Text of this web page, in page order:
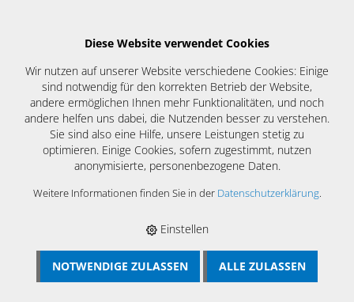
BÖSCH MRS › LÜFTUNGSREINIGUNG
BÜRSTENREINIGUNG
Diese Website verwendet Cookies
Wir nutzen auf unserer Website verschiedene Cookies: Einige
sind notwendig für den korrekten Betrieb der Website,
andere ermöglichen Ihnen mehr Funktionalitäten, und noch
andere helfen uns dabei, die Nutzenden besser zu verstehen.
Sie sind also eine Hilfe, unsere Leistungen stetig zu
optimieren. Einige Cookies, sofern zugestimmt, nutzen
anonymisierte, personenbezogene Daten.
Weitere Informationen finden Sie in der Datenschutzerklärung.
Einstellen
NOTWENDIGE ZULASSEN ALLE ZULASSEN